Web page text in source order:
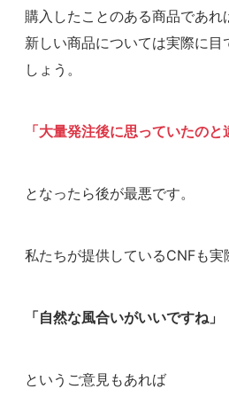
購入したことのある商品であれ
新しい商品については実際に目
しょう。
「大量発注後に思っていたのと
となったら後が最悪です。
私たちが提供しているCNFも実
「自然な風合いがいいですね」
というご意見もあれば